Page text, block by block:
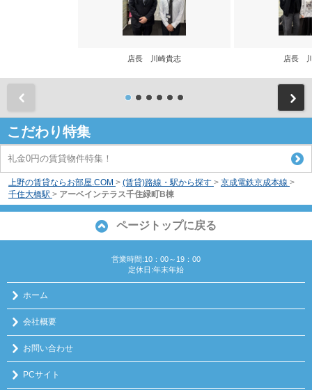
店長 川崎貴志 店長
こだわり特集
礼金0円の賃貸物件特集！
上野の賃貸ならお部屋.COM > (賃貸)路線・駅から探す > 京成電鉄京成本線 >
千住大橋駅 > アーベインテラス千住緑町B棟
ページトップに戻る
営業時間:10：00～19：00
定休日:年末年始
ホーム
会社概要
お問い合わせ
PCサイト